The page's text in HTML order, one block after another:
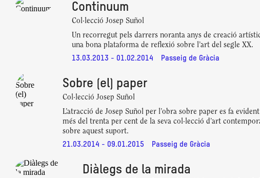
Continuum
Col·lecció Josep Suñol
Un recorregut pels darrers noranta anys de creació
una bona plataforma de reflexió sobre l’art del segle XX.
13.03.2013 - 01.02.2014
Passeig de Gràcia
Sobre (el) paper
Col·lecció Josep Suñol
L’atracció de Josep Suñol per l’obra sobre paper es fa
més del trenta per cent de la seva col·lecció d’art
sobre aquest suport.
21.03.2014 - 09.01.2015
Passeig de Gràcia
Diàlegs de la mirada